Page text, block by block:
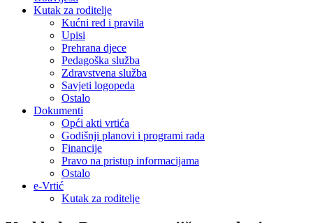
Kutak za roditelje
Kućni red i pravila
Upisi
Prehrana djece
Pedagoška služba
Zdravstvena služba
Savjeti logopeda
Ostalo
Dokumenti
Opći akti vrtića
Godišnji planovi i programi rada
Financije
Pravo na pristup informacijama
Ostalo
e-Vrtić
Kutak za roditelje